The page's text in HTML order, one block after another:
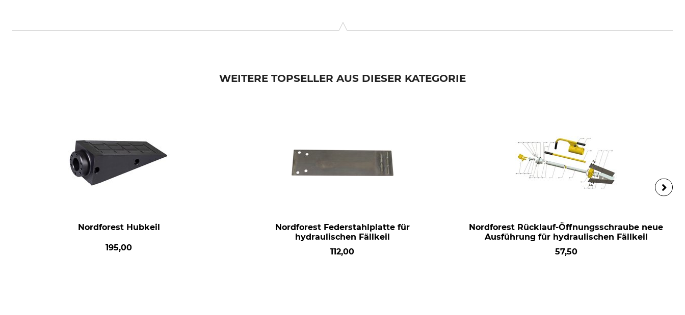
WEITERE TOPSELLER AUS DIESER KATEGORIE
Nordforest Hubkeil
195,00
Nordforest Federstahlplatte für
hydraulischen Fällkeil
112,00
Nordforest Rücklauf-Öffnungsschraube neue
Ausführung für hydraulischen Fällkeil
57,50